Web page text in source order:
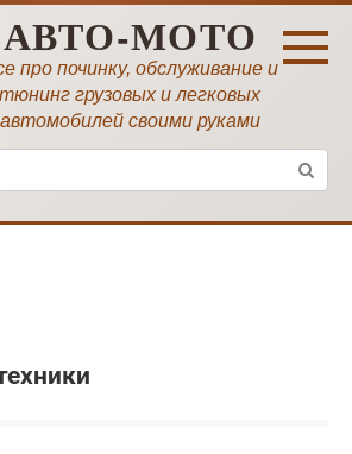
АВТО-МОТО
про починку, обслуживание и
тюнинг грузовых и легковых
автомобилей своими руками